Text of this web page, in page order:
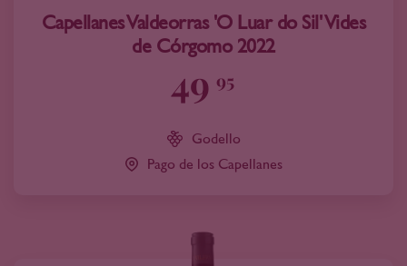
Capellanes Valdeorras 'O Luar do Sil' Vides
de Córgomo 2022
49 95
Godello
Pago de los Capellanes